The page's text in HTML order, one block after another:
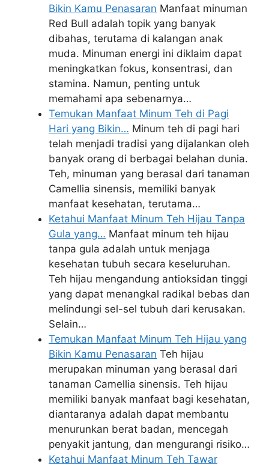
Bikin Kamu Penasaran Manfaat minuman
Red Bull adalah topik yang banyak
dibahas, terutama di kalangan anak
muda. Minuman energi ini diklaim dapat
meningkatkan fokus, konsentrasi, dan
stamina. Namun, penting untuk
memahami apa sebenarnya…
Temukan Manfaat Minum Teh di Pagi
Hari yang Bikin… Minum teh di pagi hari
telah menjadi tradisi yang dijalankan oleh
banyak orang di berbagai belahan dunia.
Teh, minuman yang berasal dari tanaman
Camellia sinensis, memiliki banyak
manfaat kesehatan, terutama…
Ketahui Manfaat Minum Teh Hijau Tanpa
Gula yang… Manfaat minum teh hijau
tanpa gula adalah untuk menjaga
kesehatan tubuh secara keseluruhan.
Teh hijau mengandung antioksidan tinggi
yang dapat menangkal radikal bebas dan
melindungi sel-sel tubuh dari kerusakan.
Selain…
Temukan Manfaat Minum Teh Hijau yang
Bikin Kamu Penasaran Teh hijau
merupakan minuman yang berasal dari
tanaman Camellia sinensis. Teh hijau
memiliki banyak manfaat bagi kesehatan,
diantaranya adalah dapat membantu
menurunkan berat badan, mencegah
penyakit jantung, dan mengurangi risiko…
Ketahui Manfaat Minum Teh Tawar